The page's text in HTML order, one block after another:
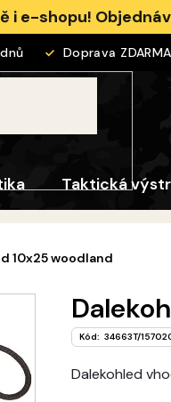
i e-shopu!
Doprava ZDARMA
Taktická
10x25 woodland
Dalekohled
Kód: 34663T/